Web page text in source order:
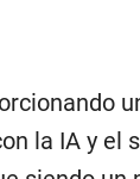
la IA y el